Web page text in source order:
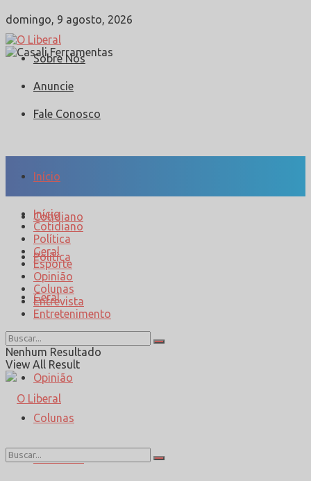
domingo, 9 agosto, 2026
Sobre Nós
Anuncie
Fale Conosco
Início
Cotidiano
Política
Geral
Esporte
Opinião
Colunas
Entrevista
Início
Cotidiano
Política
Geral
Esporte
Opinião
Colunas
Entrevista
Entretenimento
Nenhum Resultado
View All Result